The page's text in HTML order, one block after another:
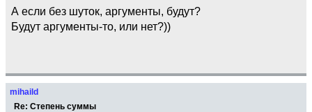
А если без шуток, аргументы, будут?
Будут аргументы-то, или нет?))
mihaild
Re: Степень суммы